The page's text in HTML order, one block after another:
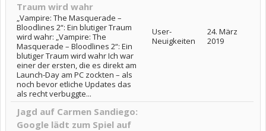
Traum wird wahr
„Vampire: The Masquerade –
Bloodlines 2“: Ein blutiger Traum
wird wahr: „Vampire: The
Masquerade – Bloodlines 2“: Ein
blutiger Traum wird wahr Ich war
einer der ersten, die es direkt am
Launch-Day am PC zockten – als
noch bevor etliche Updates das
als recht verbuggte...
User-
Neuigkeiten
24. März
2019
Jagd auf Carmen Sandiego:
Google lädt zum Spiel auf